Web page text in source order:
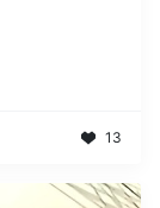
13